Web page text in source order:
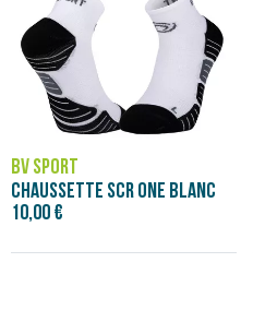
BV SPORT
CHAUSSETTE SCR ONE BLANC
10,00 €